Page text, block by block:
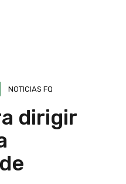
NOTICIAS FQ
dirigir